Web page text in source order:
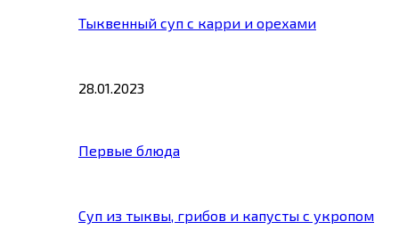
Тыквенный суп с карри и орехами
28.01.2023
Первые блюда
Суп из тыквы, грибов и капусты с укропом